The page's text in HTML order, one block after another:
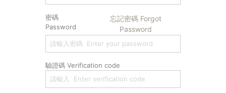
密碼
Password
忘記密碼 Forgot
Password
驗證碼 Verification code